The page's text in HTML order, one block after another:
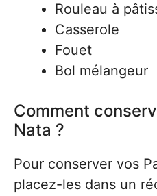
Rouleau à
Casserole
Fouet
Bol mélangeur
Comment
Nata ?
Pour conserver vos
placez-les dans un